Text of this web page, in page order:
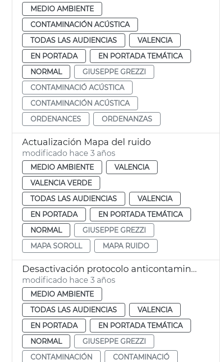
MEDIO AMBIENTE
CONTAMINACIÓN ACÚSTICA
TODAS LAS AUDIENCIAS
VALENCIA
EN PORTADA
EN PORTADA TEMÁTICA
NORMAL
GIUSEPPE GREZZI
CONTAMINACIÓ ACÚSTICA
CONTAMINACIÓN ACÚSTICA
ORDENANCES
ORDENANZAS
Actualización Mapa del ruido
modificado hace 3 años
MEDIO AMBIENTE
VALENCIA
VALENCIA VERDE
TODAS LAS AUDIENCIAS
VALENCIA
EN PORTADA
EN PORTADA TEMÁTICA
NORMAL
GIUSEPPE GREZZI
MAPA SOROLL
MAPA RUIDO
Desactivación protocolo anticontaminación
modificado hace 3 años
MEDIO AMBIENTE
TODAS LAS AUDIENCIAS
VALENCIA
EN PORTADA
EN PORTADA TEMÁTICA
NORMAL
GIUSEPPE GREZZI
CONTAMINACIÓN
CONTAMINACIÓ